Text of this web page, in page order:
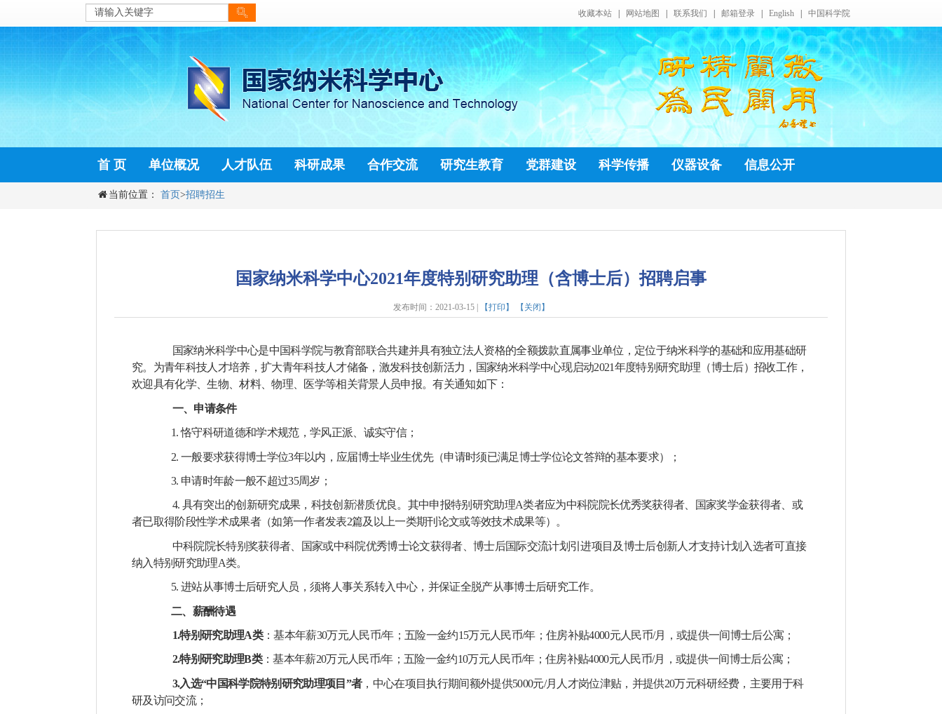
收藏本站 网站地图 联系我们 邮箱登录 English 中国科学院
首 页 单位概况 人才队伍 科研成果 合作交流 研究生教育 党群建设 科学传播 仪器设备 信息公开
当前位置： 首页>招聘招生
国家纳米科学中心2021年度特别研究助理（含博士后）招聘启事
发布时间：2021-03-15 | 【打印】 【关闭】
国家纳米科学中心是中国科学院与教育部联合共建并具有独立法人资格的全额拨款直属事业单位，定位于纳米科学的基础和应用基础研
究。为青年科技人才培养，扩大青年科技人才储备，激发科技创新活力，国家纳米科学中心现启动2021年度特别研究助理（博士后）招收工作，
欢迎具有化学、生物、材料、物理、医学等相关背景人员申报。有关通知如下：
一、申请条件
1.恪守科研道德和学术规范，学风正派、诚实守信；
2. 一般要求获得博士学位3年以内，应届博士毕业生优先（申请时须已满足博士学位论文答辩的基本要求）；
3. 申请时年龄一般不超过35周岁；
4. 具有突出的创新研究成果，科技创新潜质优良。其中申报特别研究助理A类者应为中科院院长优秀奖获得者、国家奖学金获得者、或
者已取得阶段性学术成果者（如第一作者发表2篇及以上一类期刊论文或等效技术成果等）。
中科院院长特别奖获得者、国家或中科院优秀博士论文获得者、博士后国际交流计划引进项目及博士后创新人才支持计划入选者可直接
纳入特别研究助理A类。
5. 进站从事博士后研究人员，须将人事关系转入中心，并保证全脱产从事博士后研究工作。
二、薪酬待遇
1.特别研究助理A类：基本年薪30万元人民币/年；五险一金约15万元人民币/年；住房补贴4000元人民币/月，或提供一间博士后公寓；
2.特别研究助理B类：基本年薪20万元人民币/年；五险一金约10万元人民币/年；住房补贴4000元人民币/月，或提供一间博士后公寓；
3.入选“中国科学院特别研究助理项目”者，中心在项目执行期间额外提供5000元/月人才岗位津贴，并提供20万元科研经费，主要用于科
研及访问交流；